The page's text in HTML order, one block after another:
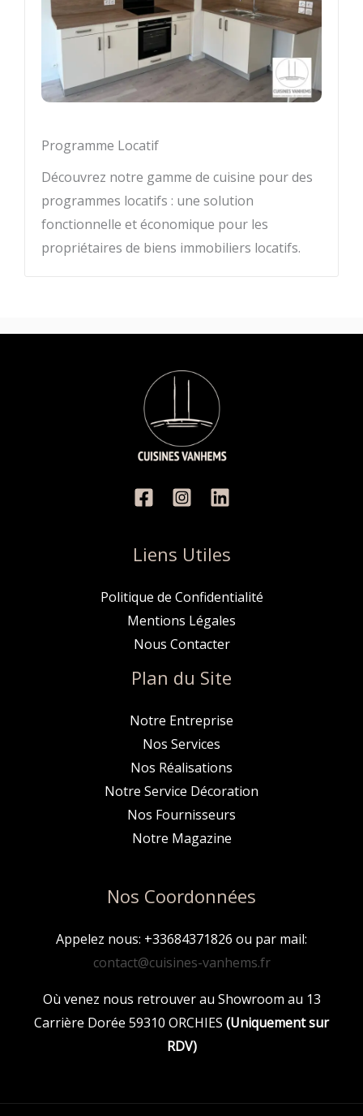
Programme Locatif
Découvrez notre gamme de cuisine pour des
programmes locatifs : une solution
fonctionnelle et économique pour les
propriétaires de biens immobiliers locatifs.
Liens Utiles
Politique de Confidentialité
Mentions Légales
Nous Contacter
Plan du Site
Notre Entreprise
Nos Services
Nos Réalisations
Notre Service Décoration
Nos Fournisseurs
Notre Magazine
Nos Coordonnées
Appelez nous: +33684371826 ou par mail:
contact@cuisines-vanhems.fr
Où venez nous retrouver au Showroom au 13
Carrière Dorée 59310 ORCHIES (Uniquement sur
RDV)